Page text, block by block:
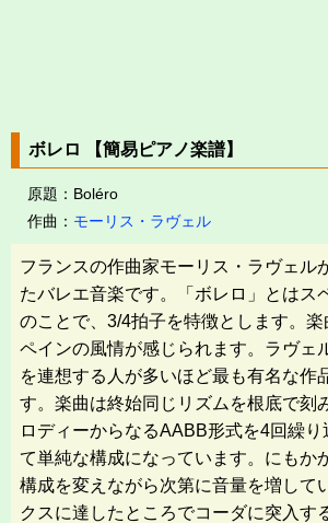
ボレロ 【簡易ピアノ楽譜】
原題：Boléro
作曲： モーリス・ラヴェル
フランスの作曲家モーリス・ラヴェル
たバレエ音楽です。「ボレロ」とはス
のことで、3/4拍子を特徴とします。
ペインの風情が感じられます。ラヴェ
を連想する人が多いほど最も有名な作
す。楽曲は終始同じリズムを根底で刻
ロディーからなるAABB形式を4回繰
て単純な構成になっています。にもか
構成を変えながら次第に音量を増して
クスに達したところでコーダに突入す